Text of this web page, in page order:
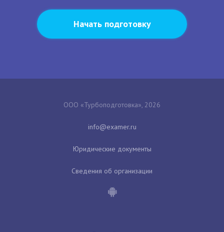
Начать подготовку
ООО «Турбоподготовка», 2026
Юридические документы
Сведения об организации